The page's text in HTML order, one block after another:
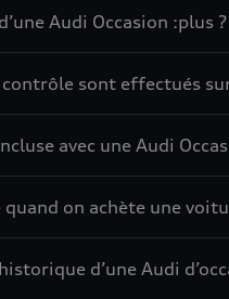
Audi Occasion :plus ?
sont effectués
avec une Audi
on achète une
d’une Audi